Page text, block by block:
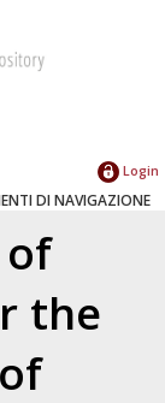
Login
DI NAVIGAZIONE
the